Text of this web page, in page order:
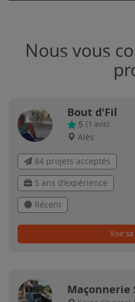
Nous vous
Bout d'Fil
5 (1 avis)
Alès
84 projets acceptés
5 ans d'expérience
Récent
Voir
Maçonnerie